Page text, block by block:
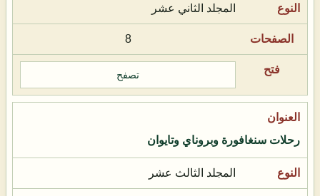
المجلد الثاني عشر
8
تصفح
رحلات سنغافورة وبروناي وتايوان
المجلد الثالث عشر